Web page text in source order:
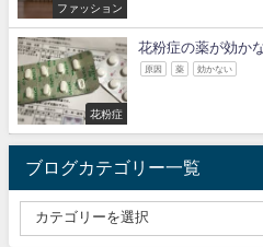
ファッション
花粉症
花粉症の薬が効か
原因 薬 効かない
ブログカテゴリー一覧